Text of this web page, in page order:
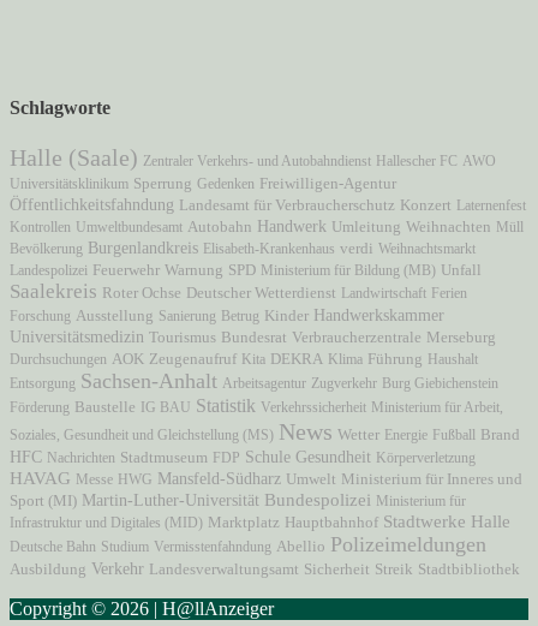
Schlagworte
Halle (Saale) Zentraler Verkehrs- und Autobahndienst Hallescher FC AWO
Universitätsklinikum Sperrung Gedenken Freiwilligen-Agentur
Öffentlichkeitsfahndung Landesamt für Verbraucherschutz Konzert Laternenfest
Kontrollen Umweltbundesamt Autobahn Handwerk Umleitung Weihnachten Müll
Bevölkerung Burgenlandkreis Elisabeth-Krankenhaus verdi Weihnachtsmarkt
Landespolizei Feuerwehr Warnung SPD Ministerium für Bildung (MB) Unfall
Saalekreis Roter Ochse Deutscher Wetterdienst Landwirtschaft Ferien
Forschung Ausstellung Sanierung Betrug Kinder Handwerkskammer
Universitätsmedizin Tourismus Bundesrat Verbraucherzentrale Merseburg
Durchsuchungen AOK Zeugenaufruf Kita DEKRA Klima Führung Haushalt
Entsorgung Sachsen-Anhalt Arbeitsagentur Zugverkehr Burg Giebichenstein
Förderung Baustelle IG BAU Statistik Verkehrssicherheit Ministerium für Arbeit,
Soziales, Gesundheit und Gleichstellung (MS) News Wetter Energie Fußball Brand
HFC Nachrichten Stadtmuseum FDP Schule Gesundheit Körperverletzung
HAVAG Messe HWG Mansfeld-Südharz Umwelt Ministerium für Inneres und
Sport (MI) Martin-Luther-Universität Bundespolizei Ministerium für
Infrastruktur und Digitales (MID) Marktplatz Hauptbahnhof Stadtwerke Halle
Deutsche Bahn Studium Vermisstenfahndung Abellio Polizeimeldungen
Ausbildung Verkehr Landesverwaltungsamt Sicherheit Streik Stadtbibliothek
Copyright © 2026 | H@llAnzeiger